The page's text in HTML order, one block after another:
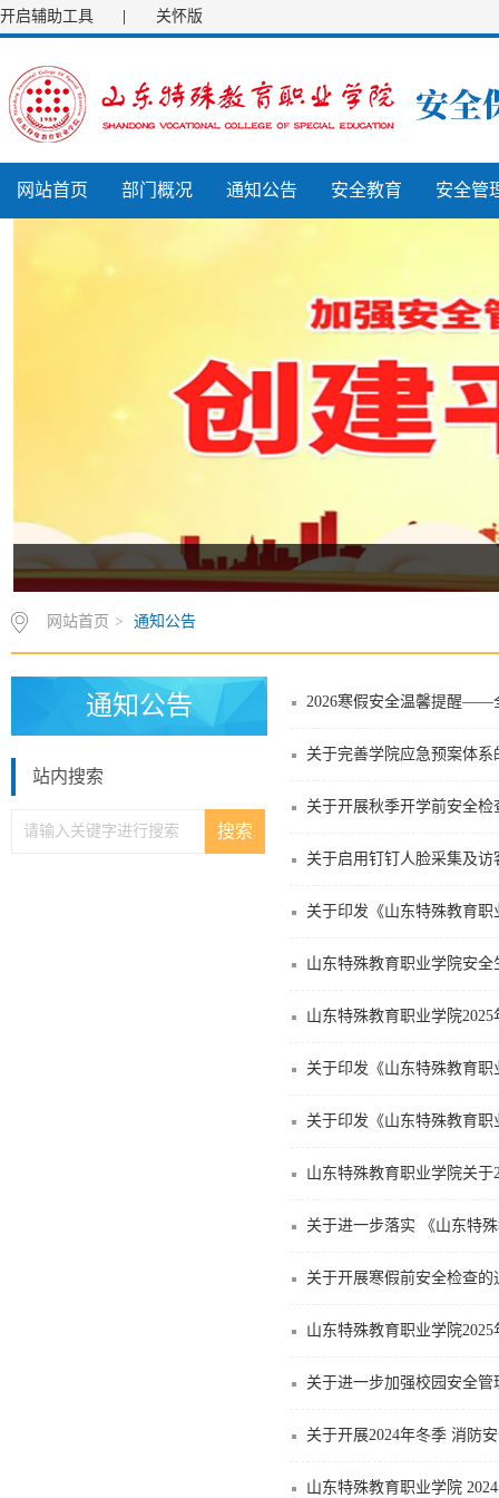
开启辅助工具 关怀版
网站首页 部门概况 通知公告 安全教育 安全管
网站首页 > 通知公告
通知公告
站内搜索
2026寒假安全温馨提醒——
关于完善学院应急预案体系
关于开展秋季开学前安全检
关于启用钉钉人脸采集及访
关于印发《山东特殊教育
山东特殊教育职业学院安
山东特殊教育职业学院
关于印发《山东特殊教育
关于印发《山东特殊教育
山东特殊教育职业学院关
关于进一步落实 《山东特
关于开展寒假前安全检查的
山东特殊教育职业学院
关于进一步加强校园安全管
关于开展2024年冬季 消防
山东特殊教育职业学院